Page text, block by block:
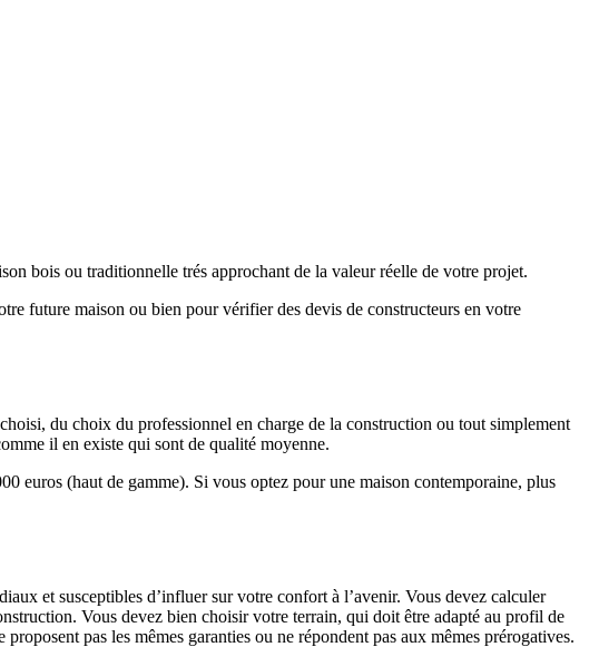
bois ou traditionnelle trés approchant de la valeur réelle de votre projet.
future maison ou bien pour vérifier des devis de constructeurs en votre
du choix du professionnel en charge de la construction ou tout simplement
il en existe qui sont de qualité moyenne.
euros (haut de gamme). Si vous optez pour une maison contemporaine, plus
et susceptibles d’influer sur votre confort à l’avenir. Vous devez calculer
Vous devez bien choisir votre terrain, qui doit être adapté au profil de
pas les mêmes garanties ou ne répondent pas aux mêmes prérogatives.